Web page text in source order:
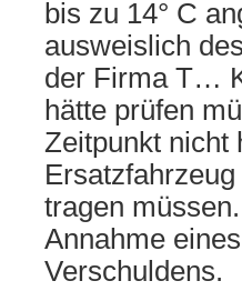
bis zu 14° C
ausweislich
der Firma T…
hätte prüfen
Zeitpunkt nicht
tragen
Annahme
Verschuldens.